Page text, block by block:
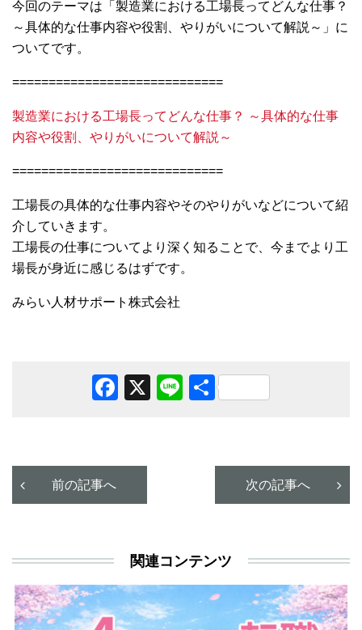
今回のテーマは「製造業における工場長ってどんな仕事？
～具体的な仕事内容や役割、やりがいについて解説～」に
ついてです。
=============================
製造業における工場長ってどんな仕事？ ～具体的な仕事
内容や役割、やりがいについて解説～
=============================
工場長の具体的な仕事内容やそのやりがいなどについて紹
介していきます。
工場長の仕事についてより深く知ることで、今までより工
場長が身近に感じるはずです。
みらい人材サポート株式会社
Facebook
X Line共
前の記事へ 次の記事へ
関連コンテンツ